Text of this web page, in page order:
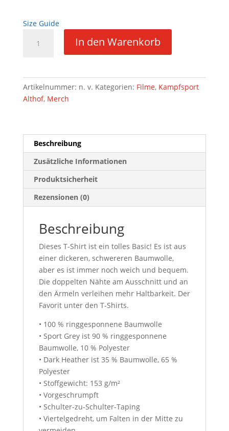
Size Guide
Unisex-
Peter
Menge
In den Warenkorb
Artikelnummer: n. v. Kategorien: Filme, Kampfsport
Althof, Merch
Beschreibung
Zusätzliche Informationen
Produktsicherheit
Rezensionen (0)
Beschreibung
Dieses T-Shirt ist ein tolles Basic! Es ist aus
einer dickeren, schwereren Baumwolle,
aber es ist immer noch weich und bequem.
Die doppelten Nähte am Ausschnitt und an
den Ärmeln verleihen mehr Haltbarkeit. Der
Favorit unter den T-Shirts.
• 100 % ringgesponnene Baumwolle
• Sport Grey ist 90 % ringgesponnene
Baumwolle, 10 % Polyester
• Dark Heather ist 35 % Baumwolle, 65 %
Polyester
• Stoffgewicht: 153 g/m²
• Vorgeschrumpft
• Schulter-zu-Schulter-Taping
• Viertelgedreht, um Falten in der Mitte zu